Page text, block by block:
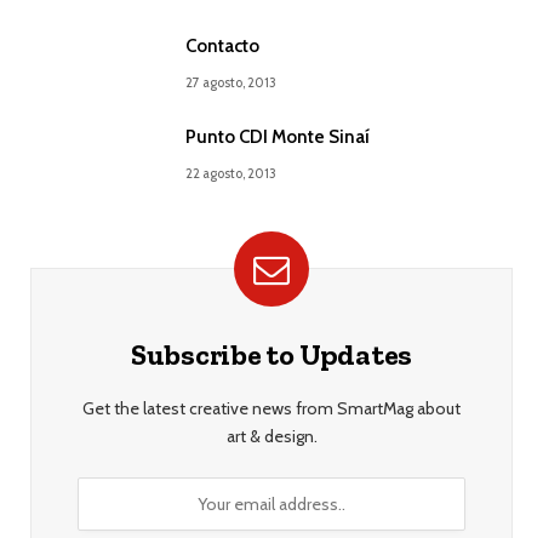
Contacto
27 agosto, 2013
Punto CDI Monte Sinaí
22 agosto, 2013
Subscribe to Updates
Get the latest creative news from SmartMag about
art & design.